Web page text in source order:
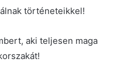
történeteikkel!
aki teljesen maga